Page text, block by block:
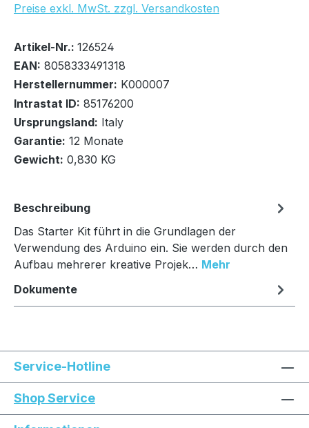
UVP Netto: 95,90 €
Preise exkl. MwSt. zzgl. Versandkosten
Bestand:18x
Sofort verfügbar, Lieferzeit: 1-2 Tage
In den Warenkorb
Artikel-Nr.: 126524
EAN: 8058333491318
Herstellernummer: K000007
Intrastat ID: 85176200
Ursprungsland: Italy
Garantie: 12 Monate
Gewicht: 0,830 KG
Beschreibung
Das Starter Kit führt in die Grundlagen der
Verwendung des Arduino ein. Sie werden durch den
Aufbau mehrerer kreative Projek… Mehr
Dokumente
Service-Hotline
Shop Service